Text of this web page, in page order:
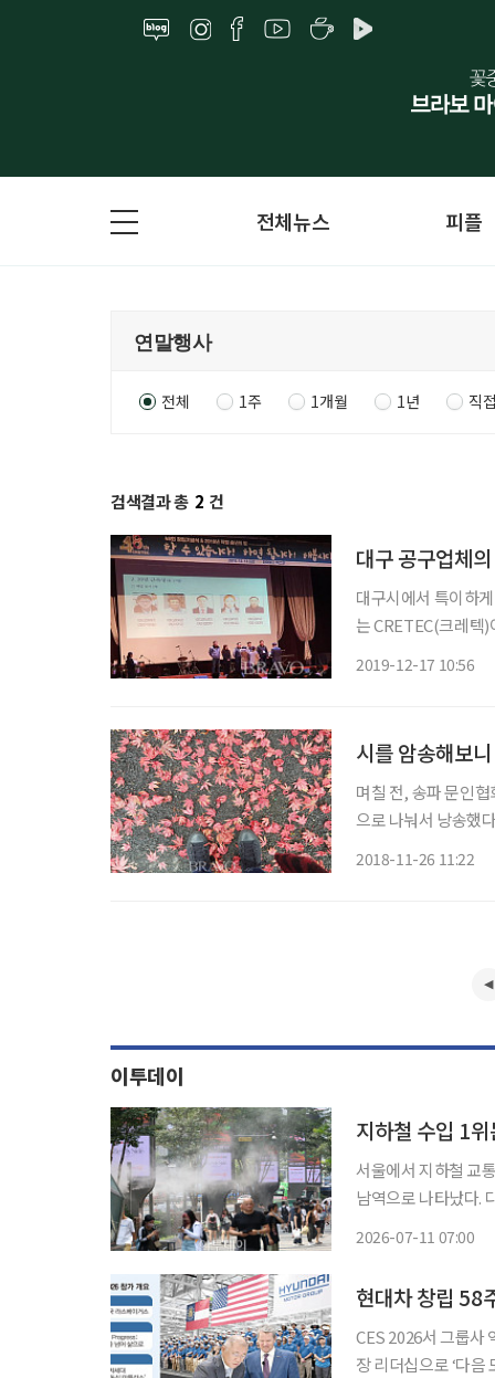
전체뉴스 피플
전체 1주 1개월 1년 직
검색결과 총 2 건
대구 공구업체
대구시에서 특이하
는 CRETEC(크레텍)이라는 공구생산 업체다. 지난 12월 13일 대구시 인터불고 엑스코 컨벤
2019-12-17 10:56
시를 암송해보니
며칠 전, 송파 문인협
으로 나눠서 낭송했
2018-11-26 11:22
이투데이
지하철 수입 1
서울에서 지하철 교
남역으로 나타났다.
2026-07-11 07:00
현대차 창립 58
CES 2026서 그룹사
장 리더십으로 ‘다음 도약’ 준비 창립 58주년을 맞은 현대자